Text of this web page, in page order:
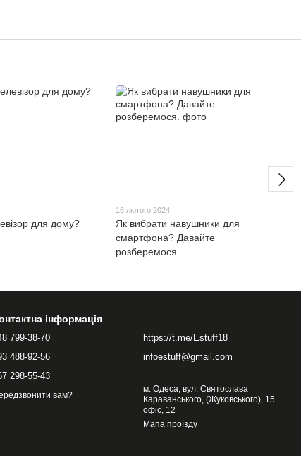
для дому?
16 лютого 2024
Як вибрати навушники для
смартфона? Давайте
розберемося.
інформація
799-38-70
488-92-56
298-55-43
вам?
https://t.me/Estuff18
infoestuff@gmail.com
м. Одеса, вул. Святослава
Караванського, (Жуковського), 15
офіс, 12
Мапа проїзду